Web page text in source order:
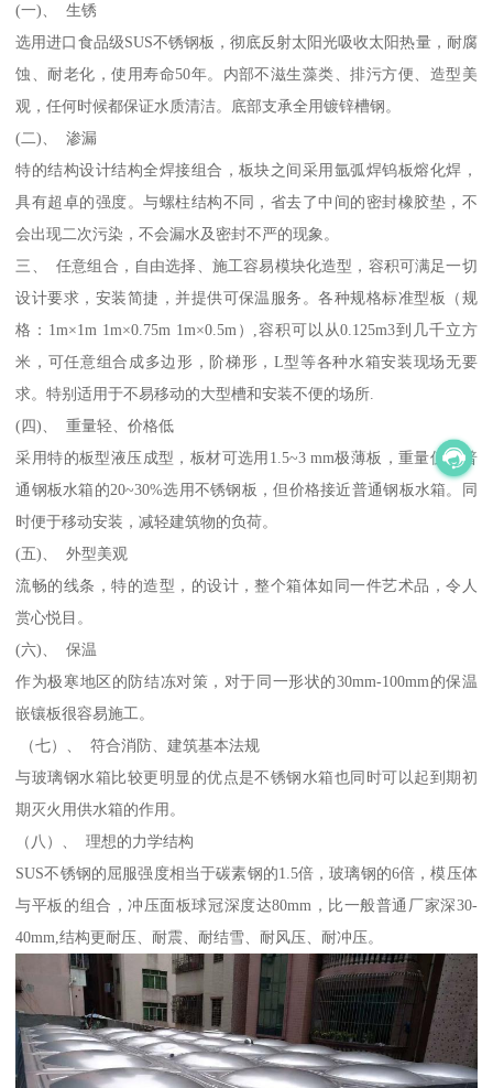
(一)、 生锈
选用进口食品级SUS不锈钢板，彻底反射太阳光吸收太阳热量，耐腐
蚀、耐老化，使用寿命50年。内部不滋生藻类、排污方便、造型美
观，任何时候都保证水质清洁。底部支承全用镀锌槽钢。
(二)、 渗漏
特的结构设计结构全焊接组合，板块之间采用氩弧焊钨板熔化焊，
具有超卓的强度。与螺柱结构不同，省去了中间的密封橡胶垫，不
会出现二次污染，不会漏水及密封不严的现象。
三、 任意组合，自由选择、施工容易模块化造型，容积可满足一切
设计要求，安装简捷，并提供可保温服务。各种规格标准型板（规
格：1m×1m 1m×0.75m 1m×0.5m）,容积可以从0.125m3到几千立方
米，可任意组合成多边形，阶梯形，L型等各种水箱安装现场无要
求。特别适用于不易移动的大型槽和安装不便的场所.
(四)、 重量轻、价格低
采用特的板型液压成型，板材可选用1.5~3 mm极薄板，重量仅为普
通钢板水箱的20~30%选用不锈钢板，但价格接近普通钢板水箱。同
时便于移动安装，减轻建筑物的负荷。
(五)、 外型美观
流畅的线条，特的造型，的设计，整个箱体如同一件艺术品，令人
赏心悦目。
(六)、 保温
作为极寒地区的防结冻对策，对于同一形状的30mm-100mm的保温
嵌镶板很容易施工。
（七）、 符合消防、建筑基本法规
与玻璃钢水箱比较更明显的优点是不锈钢水箱也同时可以起到期初
期灭火用供水箱的作用。
（八）、 理想的力学结构
SUS不锈钢的屈服强度相当于碳素钢的1.5倍，玻璃钢的6倍，模压体
与平板的组合，冲压面板球冠深度达80mm，比一般普通厂家深30-
40mm,结构更耐压、耐震、耐结雪、耐风压、耐冲压。